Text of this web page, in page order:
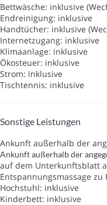
Bettwäsche: inklusive
Endreinigung: inklusive
Handtücher: inklusive
Internetzugang: inklusive
Klimaanlage: inklusive
Ökosteuer: inklusive
Strom: inklusive
Tischtennis: inklusive
Sonstige Leistungen
Ankunft außerhalb der
Ankunft außerhalb der
auf dem Unterkunftsblatt
Entspannungsmassage zu
Hochstuhl: inklusive
Kinderbett: inklusive